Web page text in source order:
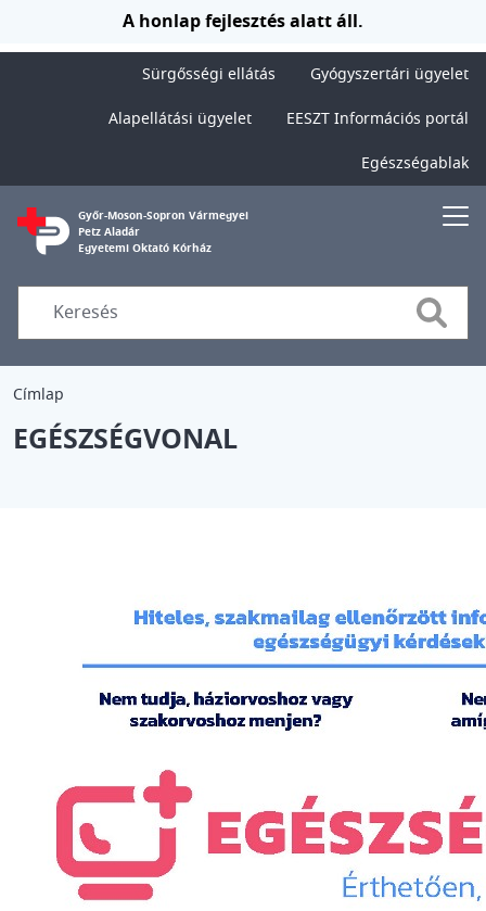
Ugrás a tartalomraA honlap fejlesztés alatt áll.
Sürgősségi ellátás
Gyógyszertári ügyelet
Alapellátási ügyelet
EESZT Információs portál
Egészségablak
Győr-Moson-Sopron Vármegyei
Petz Aladár
Egyetemi Oktató Kórház
Search
Címlap
EGÉSZSÉGVONAL